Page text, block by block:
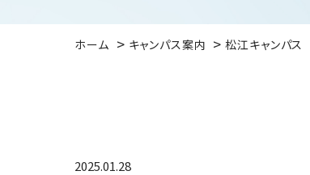
ホーム キャンパス案内 松江キャンパス
2025.01.28